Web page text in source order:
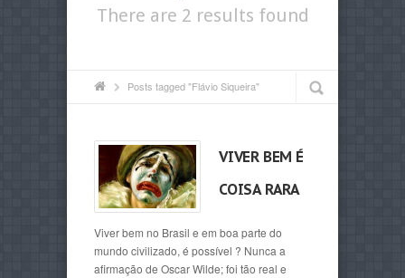
There are 2 results found
Posts tagged "Flávio Siqueira"
VIVER BEM É
COISA RARA
Viver bem no Brasil e em boa parte do
mundo civilizado, é possível ? Nunca a
afirmação de Oscar Wilde; foi tão real e